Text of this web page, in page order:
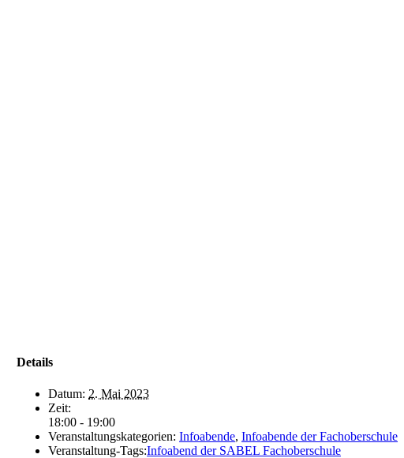
Details
Datum: 2. Mai 2023
Zeit:
18:00 - 19:00
Veranstaltungskategorien: Infoabende, Infoabende der Fachoberschule
Veranstaltung-Tags:Infoabend der SABEL Fachoberschule